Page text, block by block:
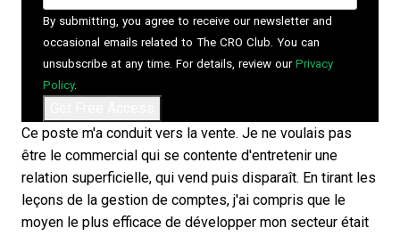
By submitting, you agree to receive our newsletter and
occasional emails related to The CRO Club. You can
unsubscribe at any time. For details, review our Privacy
Policy.
Ce poste m'a conduit vers la vente. Je ne voulais pas
être le commercial qui se contente d'entretenir une
relation superficielle, qui vend puis disparaît. En tirant les
leçons de la gestion de comptes, j'ai compris que le
moyen le plus efficace de développer mon secteur était